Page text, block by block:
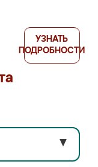
УЗНАТЬ
ПОДРОБНОСТИ
▼